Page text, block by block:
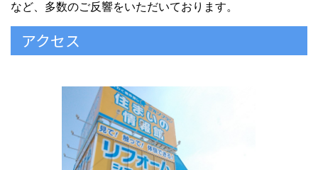
など、多数のご反響をいただいております。
アクセス